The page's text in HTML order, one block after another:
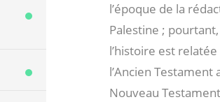
l’époque de la
Palestine ;
l’histoire est
l’Ancien Testament
Nouveau